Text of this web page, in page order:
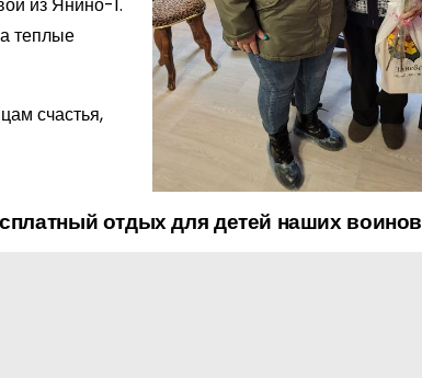
из Янино-1.
теплые
счастья,
отдых для детей наших воинов